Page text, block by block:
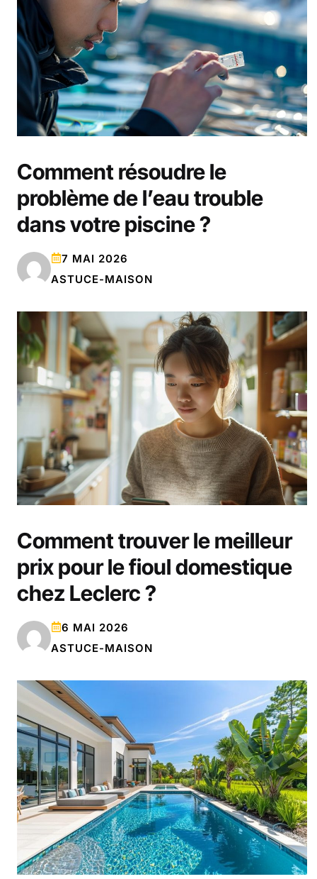
Comment résoudre le
problème de l’eau trouble
dans votre piscine ?
7 MAI 2026
ASTUCE-MAISON
Comment trouver le meilleur
prix pour le fioul domestique
chez Leclerc ?
6 MAI 2026
ASTUCE-MAISON